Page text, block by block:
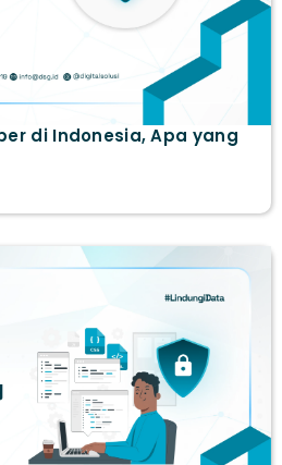
di Indonesia, Apa yang